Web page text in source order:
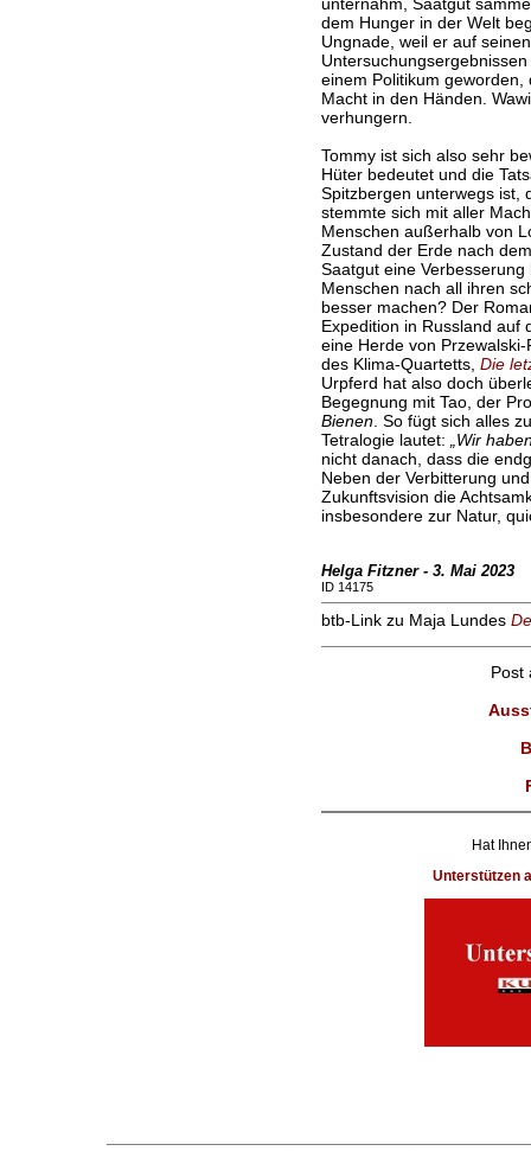
dem Hunger in der Welt
Ungnade, weil er auf
einem Politikum
Macht in den Händen.
verhungern.
Tommy ist sich also sehr
Hüter bedeutet und die
Spitzbergen unterwegs ist,
stemmte sich mit aller
Menschen außerhalb von
Zustand der Erde nach
Saatgut eine
Menschen nach all ihren
besser machen? Der
Expedition in Russland auf
eine Herde von
des Klima-Quartetts, Die
Urpferd hat also doch
Begegnung mit Tao, der
Bienen. So fügt sich alles
Tetralogie lautet:
„Wir
nicht danach, dass die
Neben der Verbitterung
Zukunftsvision die
insbesondere zur Natur,
Helga Fitzner - 3. Mai 2023
ID 14175
btb-Link zu Maja Lundes
Post
Hat
Unterstützen